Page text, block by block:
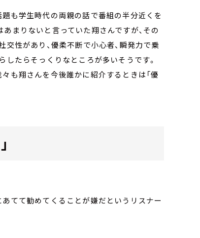
も学生時代の両親の話で番組の半分近くを
まりないと言っていた翔さんですが、その
性があり、優柔不断で小心者、瞬発力で乗
したらそっくりなところが多いそうです。
も翔さんを今後誰かに紹介するときは「優
てて勧めてくることが嫌だというリスナー